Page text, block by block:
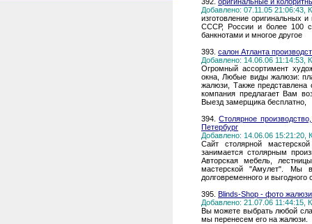
Добавлено: 07.11.05 21:06:43,
изготовление оригинальных
СССР, России и более 100
банкнотами и многое другое
393. салон Атланта
Добавлено: 14.06.06 11:14:53,
Огромный ассортимент
окна, Любые виды жалюзи:
жалюзи, Также
компания предлагает Вам
Выезд замерщика бесплатно,
394.Столярное
Петербург
Добавлено: 14.06.06 15:21:20,
Сайт столярной
занимается столярным
Авторская мебель,
мастерской "Амулет". Мы
долговременного и выгодного
395. Blinds-Shop - фото
Добавлено: 21.07.06 11:44:15,
Вы можете выбрать любой
мы перенесем его на жалюзи.